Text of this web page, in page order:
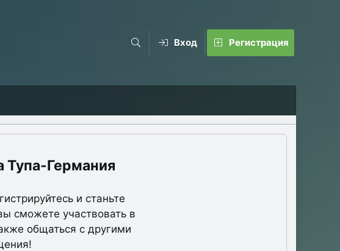
Вход Регистрация
Тупа-Германия
и станьте
сможете участвовать в
общаться с другими